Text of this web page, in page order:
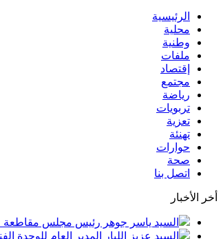
الرئيسية
محلية
وطنية
ملفات
إقتصاد
مجتمع
رياضة
تربويات
تعزية
تهنئة
حوارات
صحة
اتصل بنا
أخر الأخبار
السيد ياسر جوهر رئيس مجلس مقاطعة فاس
السيد عزيز اللبار المدير العام